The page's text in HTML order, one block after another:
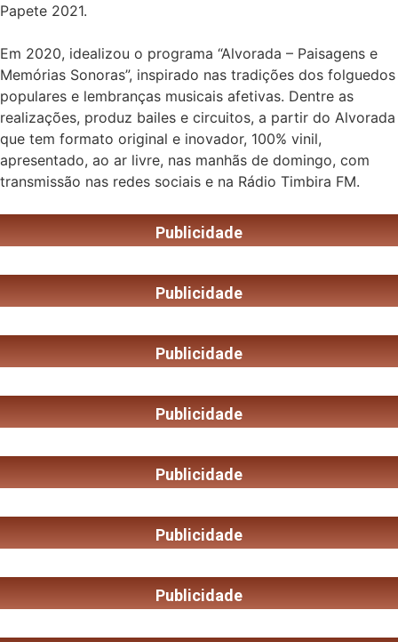
Papete 2021.
Em 2020, idealizou o programa “Alvorada – Paisagens e
Memórias Sonoras”, inspirado nas tradições dos folguedos
populares e lembranças musicais afetivas. Dentre as
realizações, produz bailes e circuitos, a partir do Alvorada
que tem formato original e inovador, 100% vinil,
apresentado, ao ar livre, nas manhãs de domingo, com
transmissão nas redes sociais e na Rádio Timbira FM.
Publicidade
Publicidade
Publicidade
Publicidade
Publicidade
Publicidade
Publicidade